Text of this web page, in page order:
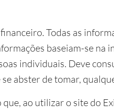
Todas as
baseiam-se na
individuais. Deve
abster de tomar,
que, ao utilizar o site do